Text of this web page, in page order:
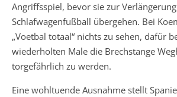
Angriffsspiel, bevor sie zur
Schlafwagenfußball übergehen. Bei
„Voetbal totaal“ nichts zu sehen, dafür
wiederholten Male die Brechstange
torgefährlich zu werden.
Eine wohltuende Ausnahme stellt